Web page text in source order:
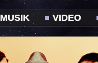
MUSIK VIDEO